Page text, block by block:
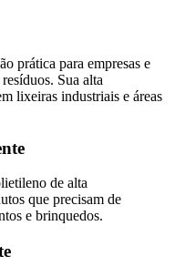
prática para empresas e
Sua alta
lixeiras industriais e áreas
de alta
que precisam de
e brinquedos.